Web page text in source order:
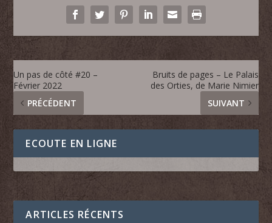
Un pas de côté #20 –
Février 2022
PRÉCÉDENT
Bruits de pages – Le Palais
des Orties, de Marie Nimier
SUIVANT
ECOUTE EN LIGNE
ARTICLES RÉCENTS